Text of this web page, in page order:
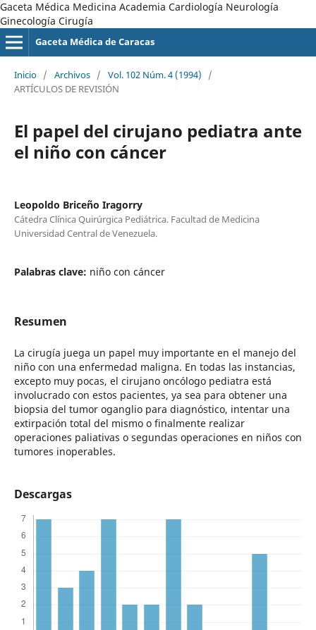
Gaceta Médica Medicina Academia Cardiología Neurología
Ginecología Cirugía
Gaceta Médica de Caracas
Inicio / Archivos / Vol. 102 Núm. 4 (1994)
/
ARTÍCULOS DE REVISIÓN
El papel del cirujano pediatra ante
el niño con cáncer
Leopoldo Briceño Iragorry
Cátedra Clínica Quirúrgica Pediátrica. Facultad de Medicina
Universidad Central de Venezuela.
Palabras clave: niño con cáncer
Resumen
La cirugía juega un papel muy importante en el manejo del
niño con una enfermedad maligna. En todas las instancias,
excepto muy pocas, el cirujano oncólogo pediatra está
involucrado con estos pacientes, ya sea para obtener una
biopsia del tumor oganglio para diagnóstico, intentar una
extirpación total del mismo o finalmente realizar
operaciones paliativas o segundas operaciones en niños con
tumores inoperables.
Descargas